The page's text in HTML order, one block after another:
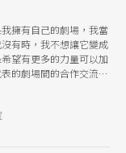
擁有自己的劇場，我當
有時，我不想讓它變成
望有更多的力量可以加
的劇場間的合作交流，
命，但我知道能夠因地
變奏，才是真正的接